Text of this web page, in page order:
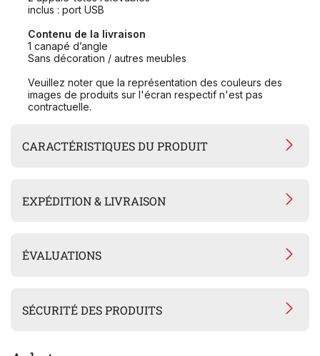
inclus : port USB
Contenu de la livraison
1 canapé d’angle
Sans décoration / autres meubles
Veuillez noter que la représentation des couleurs des
images de produits sur l'écran respectif n'est pas
contractuelle.
CARACTÉRISTIQUES DU PRODUIT
EXPÉDITION & LIVRAISON
ÉVALUATIONS
SÉCURITÉ DES PRODUITS